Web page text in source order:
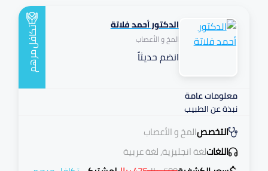
الدكتور أحمد فلاتة
المخ و الأعصاب
انضم حديثاً
تكافل
مرهم
معلومات عامة
نبذة عن الطبيب
التخصصالمخ و الأعصاب
اللغاتلغة انجليزية, لغة عربية